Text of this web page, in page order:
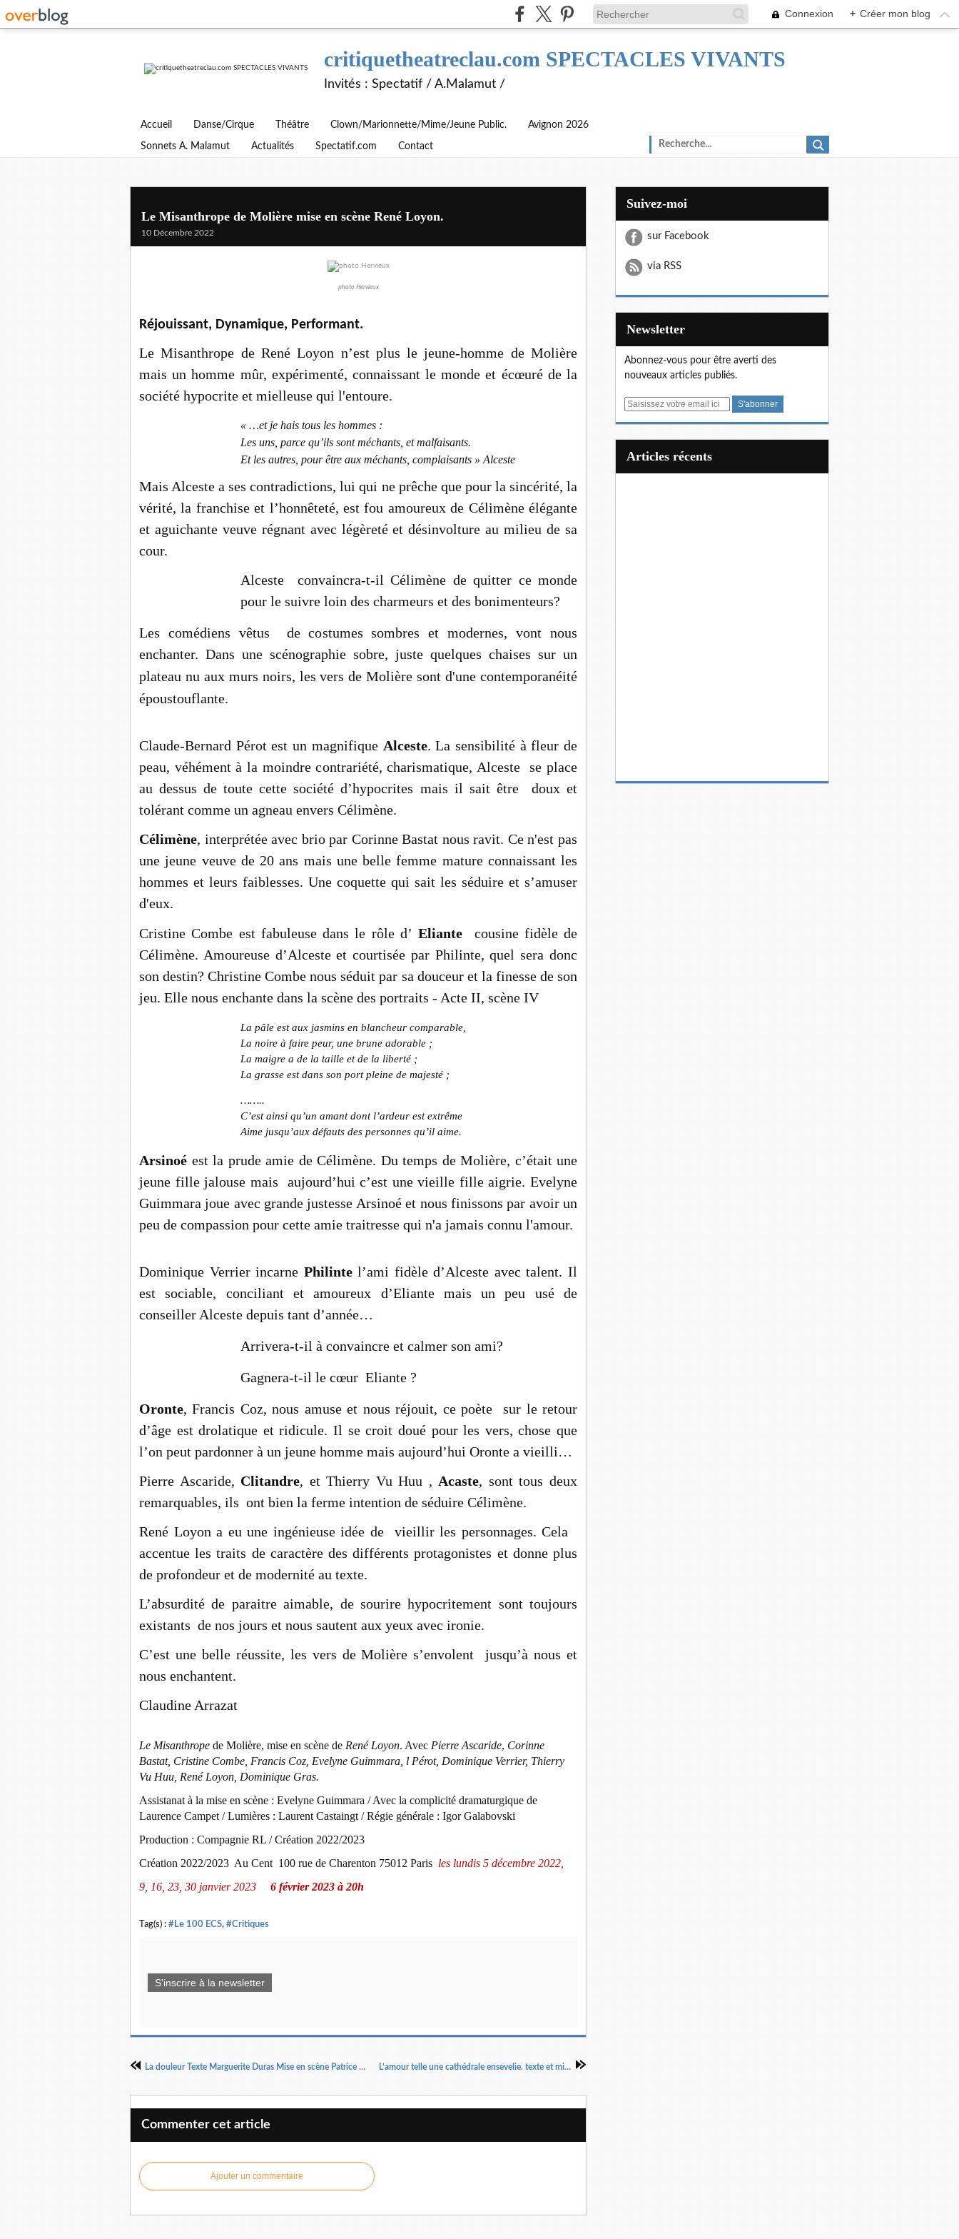
Connexion + Créer mon blog
critiquetheatreclau.com SPECTACLES VIVANTS
Invités : Spectatif / A.Malamut /
Accueil Danse/Cirque Théâtre Clown/Marionnette/Mime/Jeune Public. Avignon 2026
Sonnets A. Malamut Actualités Spectatif.com Contact
Le Misanthrope de Molière mise en scène René Loyon.
10 Décembre 2022
photo Hervieux
Réjouissant, Dynamique, Performant.
Le Misanthrope de René Loyon n’est plus le jeune-homme de Molière
mais un homme mûr, expérimenté, connaissant le monde et écœuré de la
société hypocrite et mielleuse qui l'entoure.
« …et je hais tous les hommes :
Les uns, parce qu’ils sont méchants, et malfaisants.
Et les autres, pour être aux méchants, complaisants » Alceste
Mais Alceste a ses contradictions, lui qui ne prêche que pour la sincérité, la
vérité, la franchise et l’honnêteté, est fou amoureux de Célimène élégante
et aguichante veuve régnant avec légèreté et désinvolture au milieu de sa
cour.
Alceste convaincra-t-il Célimène de quitter ce monde
pour le suivre loin des charmeurs et des bonimenteurs?
Les comédiens vêtus de costumes sombres et modernes, vont nous
enchanter. Dans une scénographie sobre, juste quelques chaises sur un
plateau nu aux murs noirs, les vers de Molièresont d'unecontemporanéité
époustouflante.
Claude-Bernard Pérot est un magnifique Alceste. La sensibilité à fleur de
peau, véhément à la moindre contrariété, charismatique, Alceste se place
au dessus de toute cette société d’hypocrites mais il sait être doux et
tolérant comme un agneau envers Célimène.
Célimène, interprétée avec brio par Corinne Bastat nous ravit. Ce n'est pas
une jeune veuve de 20 ans mais une belle femme mature connaissant les
hommes et leurs faiblesses. Une coquette qui sait les séduire et s’amuser
d'eux.
Cristine Combe est fabuleuse dans le rôle d’ Eliante cousine fidèle de
Célimène. Amoureuse d’Alceste et courtisée par Philinte, quel sera donc
son destin? Christine Combe nous séduit par sa douceur et la finesse de son
jeu. Elle nous enchante dans la scène des portraits - Acte II, scène IV
La pâle est aux jasmins en blancheur comparable,
La noire à faire peur, une brune adorable ;
La maigre a de la taille et de la liberté ;
La grasse est dans son port pleine de majesté ;
……..
C’est ainsi qu’un amant dont l’ardeur est extrême
Aime jusqu’aux défauts des personnes qu’il aime.
Arsinoé est la prude amie de Célimène. Du temps de Molière, c’était une
jeune fille jalouse mais aujourd’hui c’est une vieille fille aigrie. Evelyne
Guimmara joue avec grande justesse Arsinoé et nous finissons par avoir un
peu de compassion pour cette amie traitresse qui n'a jamais connu l'amour.
Dominique Verrier incarne Philintel’ami fidèle d’Alceste avec talent. Il
est sociable, conciliant et amoureux d’Eliante mais un peu usé de
conseiller Alceste depuis tant d’année…
Arrivera-t-il à convaincre et calmer son ami?
Gagnera-t-il le cœur Eliante ?
Oronte, Francis Coz, nous amuse et nous réjouit, ce poète sur le retour
d’âge est drolatique et ridicule. Il se croit doué pour les vers, chose que
l’on peut pardonner à un jeune homme mais aujourd’hui Oronte a vieilli…
Pierre Ascaride, Clitandre, et Thierry Vu Huu , Acaste, sont tous deux
remarquables, ils ont bien la ferme intention de séduire Célimène.
René Loyon a eu une ingénieuse idée de vieillir les personnages. Cela
accentue les traits de caractère des différents protagonistes et donne plus
de profondeur et de modernité au texte.
L’absurdité de paraitre aimable, de sourire hypocritement sont toujours
existants de nos jours et nous sautent aux yeux avec ironie.
C’est une belle réussite, les vers de Molière s’envolent jusqu’à nous et
nous enchantent.
Claudine Arrazat
Le Misanthrope de Molière, mise en scène de René Loyon. Avec Pierre Ascaride, Corinne
Bastat, Cristine Combe, Francis Coz, Evelyne Guimmara, l Pérot, Dominique Verrier, Thierry
Vu Huu, René Loyon, Dominique Gras.
Assistanat à la mise en scène : Evelyne Guimmara / Avec la complicité dramaturgique de
Laurence Campet / Lumières : Laurent Castaingt / Régie générale : Igor Galabovski
Production : Compagnie RL / Création 2022/2023
Création 2022/2023 Au Cent 100 rue de Charenton 75012 Paris les lundis 5 décembre 2022,
9, 16, 23, 30 janvier 2023 6 février 2023 à 20h
Tag(s) : #Le 100 ECS, #Critiques
S'inscrire à la newsletter
La douleur Texte Marguerite Duras Mise en scène Patrice Chéreau, Thierry Thieû Niang L’amour telle une cathédrale ensevelie. texte et mise en scène Guy Régis Jr
Commenter cet article
Ajouter un commentaire
Suivez-moi
sur Facebook
via RSS
Newsletter
Abonnez-vous pour être averti des
nouveaux articles publiés.
E
articles récents